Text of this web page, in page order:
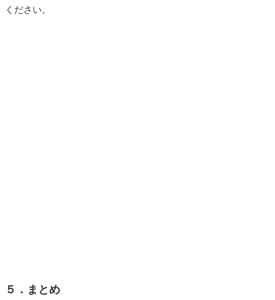
ください。
５．まとめ